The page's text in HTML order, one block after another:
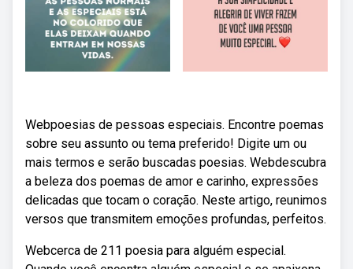
Webpoesias de pessoas especiais. Encontre poemas
sobre seu assunto ou tema preferido! Digite um ou
mais termos e serão buscadas poesias. Webdescubra
a beleza dos poemas de amor e carinho, expressões
delicadas que tocam o coração. Neste artigo, reunimos
versos que transmitem emoções profundas, perfeitos.
Webcerca de 211 poesia para alguém especial.